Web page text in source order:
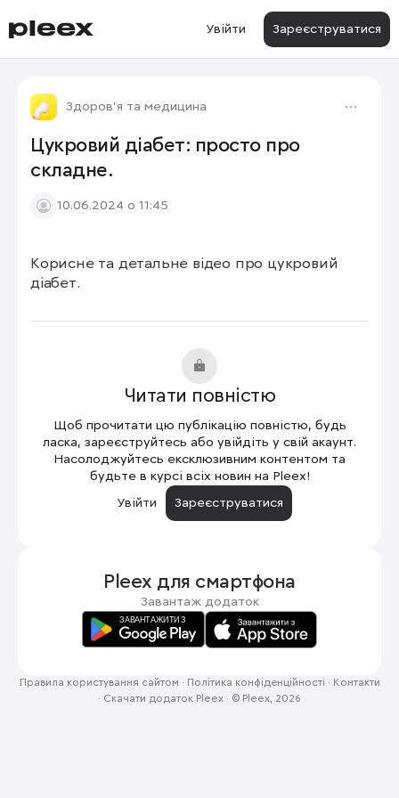
Увійти Зареєструватися
Здоров'я та медицина
Цукровий діабет: просто про
складне.
10.06.2024 о 11:45
Корисне та детальне відео про цукровий
діабет.
Читати повністю
Щоб прочитати цю публікацію повністю, будь
ласка, зареєструйтесь або увійдіть у свій акаунт.
Насолоджуйтесь ексклюзивним контентом та
будьте в курсі всіх новин на Pleex!
Увійти
Зареєструватися
Pleex для смартфона
Завантаж додаток
Правила користування сайтом · Політика конфіденційності · Контакти
· Скачати додаток Pleex · © Pleex, 2026